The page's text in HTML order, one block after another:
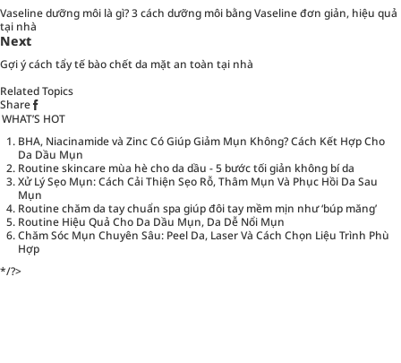
Vaseline dưỡng môi là gì? 3 cách dưỡng môi bằng Vaseline đơn giản, hiệu quả
tại nhà
Next
Gợi ý cách tẩy tế bào chết da mặt an toàn tại nhà
Related Topics
Share
WHAT’S HOT
BHA, Niacinamide và Zinc Có Giúp Giảm Mụn Không? Cách Kết Hợp Cho
Da Dầu Mụn
Routine skincare mùa hè cho da dầu - 5 bước tối giản không bí da
Xử Lý Sẹo Mụn: Cách Cải Thiện Sẹo Rỗ, Thâm Mụn Và Phục Hồi Da Sau
Mụn
Routine chăm da tay chuẩn spa giúp đôi tay mềm mịn như ‘búp măng’
Routine Hiệu Quả Cho Da Dầu Mụn, Da Dễ Nổi Mụn
Chăm Sóc Mụn Chuyên Sâu: Peel Da, Laser Và Cách Chọn Liệu Trình Phù
Hợp
*/?>